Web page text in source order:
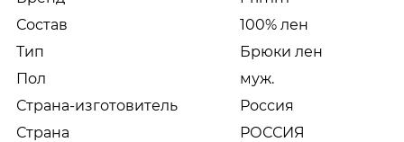
Состав
100% лен
Тип
Брюки лен
Пол
муж.
Страна-изготовитель
Россия
Страна
РОССИЯ